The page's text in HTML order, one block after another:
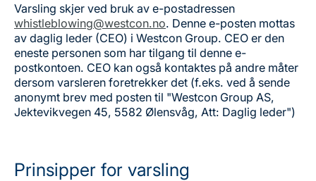
Varsling skjer ved bruk av e-postadressen
whistleblowing@westcon.no. Denne e-posten mottas
av daglig leder (CEO) i Westcon Group. CEO er den
eneste personen som har tilgang til denne e-
postkontoen. CEO kan også kontaktes på andre måter
dersom varsleren foretrekker det (f.eks. ved å sende
anonymt brev med posten til "Westcon Group AS,
Jektevikvegen 45, 5582 Ølensvåg, Att: Daglig leder")
Prinsipper for varsling